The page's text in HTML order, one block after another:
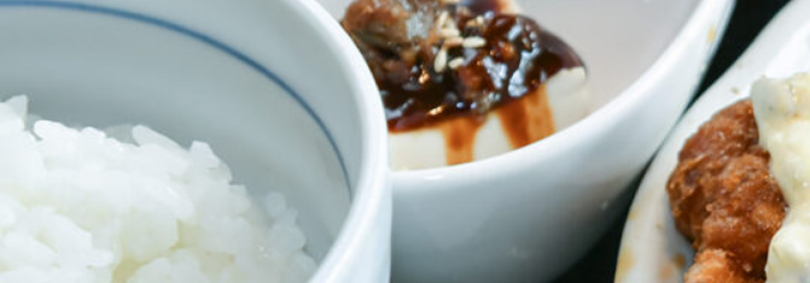
SERIES
カレーが好き
京都おやつクラブ